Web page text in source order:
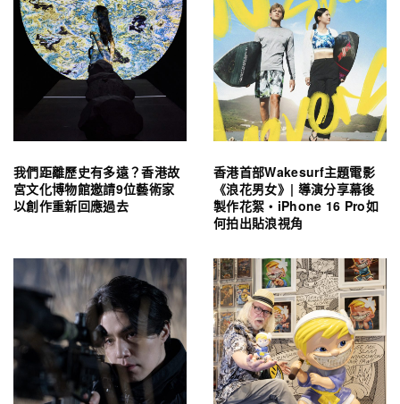
我們距離歷史有多遠？香港故
宮文化博物館邀請9位藝術家
以創作重新回應過去
香港首部Wakesurf主題電影
《浪花男女》| 導演分享幕後
製作花絮・iPhone 16 Pro如
何拍出貼浪視角